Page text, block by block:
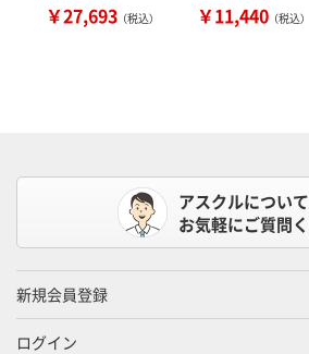
￥27,693 （税込） ￥11,440 （税込）
アスクルについて
お気軽にご質問く
新規会員登録
ログイン